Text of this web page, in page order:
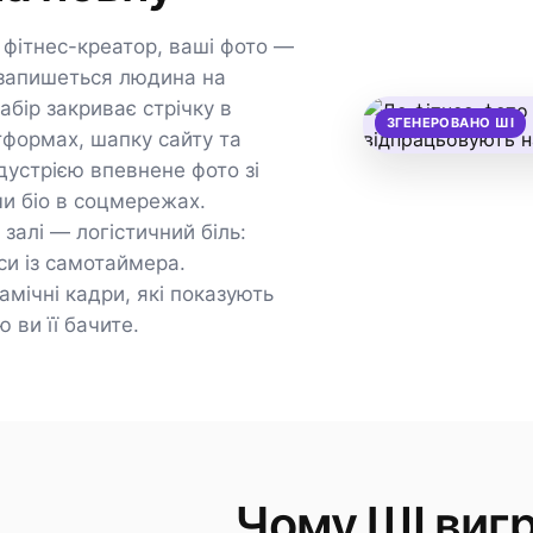
креатор, ваші фото —
людина на
закриває стрічку в
шапку сайту та
впевнене фото зі
біо в соцмережах.
— логістичний біль:
із самотаймера.
кадри, які показують
ви її бачите.
ЗГЕНЕРОВАНО ШІ